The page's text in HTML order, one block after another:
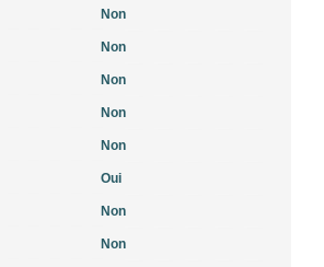
Non
Non
Non
Non
Non
Oui
Non
Non